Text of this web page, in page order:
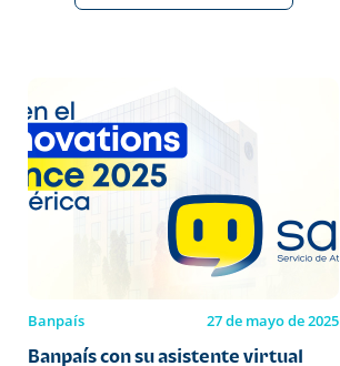
Banpaís 27 de mayo de 2025
Banpaís con su asistente virtual